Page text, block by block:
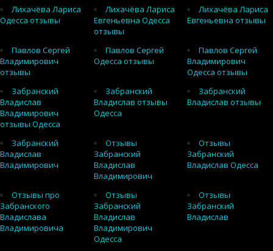
Лихачёва Лариса
Одесса отзывы
Лихачёва Лариса
Евгеньевна Одесса
отзывы
Лихачёва Лариса
Евгеньевна отзывы
Павлов Сергей
Владимирович
отзывы
Павлов Сергей
Одесса отзывы
Павлов Сергей
Владимирович
Одесса отзывы
Забранский
Владислав
Владимирович
отзывы Одесса
Забранский
Владислав отзывы
Одесса
Забранский
Владислав отзывы
Забранский
Владислав
Владимирович
Отзывы
Забранский
Владислав
Владимирович
Отзывы
Забранский
Владислав Одесса
Отзывы про
Забранского
Владислава
Владимировича
Отзывы
Забранский
Владислав
Владимирович
Одесса
Отзывы
Забранский
Владислав